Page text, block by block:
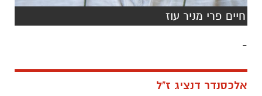
חיים פרי מניר עוז
-
אלכסנדר דנציג ז"ל